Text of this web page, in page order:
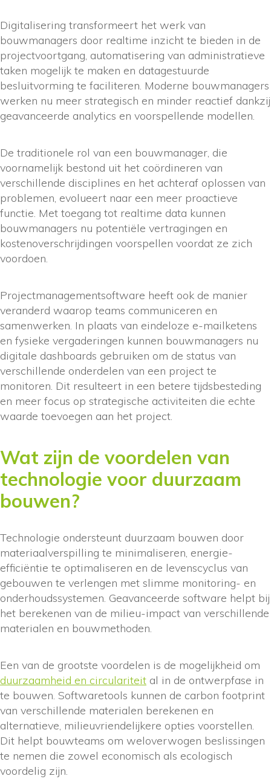
Digitalisering transformeert het werk van
bouwmanagers door realtime inzicht te bieden in de
projectvoortgang, automatisering van administratieve
taken mogelijk te maken en datagestuurde
besluitvorming te faciliteren. Moderne bouwmanagers
werken nu meer strategisch en minder reactief dankzij
geavanceerde analytics en voorspellende modellen.
De traditionele rol van een bouwmanager, die
voornamelijk bestond uit het coördineren van
verschillende disciplines en het achteraf oplossen van
problemen, evolueert naar een meer proactieve
functie. Met toegang tot realtime data kunnen
bouwmanagers nu potentiële vertragingen en
kostenoverschrijdingen voorspellen voordat ze zich
voordoen.
Projectmanagementsoftware heeft ook de manier
veranderd waarop teams communiceren en
samenwerken. In plaats van eindeloze e-mailketens
en fysieke vergaderingen kunnen bouwmanagers nu
digitale dashboards gebruiken om de status van
verschillende onderdelen van een project te
monitoren. Dit resulteert in een betere tijdsbesteding
en meer focus op strategische activiteiten die echte
waarde toevoegen aan het project.
Wat zijn de voordelen van
technologie voor duurzaam
bouwen?
Technologie ondersteunt duurzaam bouwen door
materiaalverspilling te minimaliseren, energie-
efficiëntie te optimaliseren en de levenscyclus van
gebouwen te verlengen met slimme monitoring- en
onderhoudssystemen. Geavanceerde software helpt bij
het berekenen van de milieu-impact van verschillende
materialen en bouwmethoden.
Een van de grootste voordelen is de mogelijkheid om
duurzaamheid en circulariteit al in de ontwerpfase in
te bouwen. Softwaretools kunnen de carbon footprint
van verschillende materialen berekenen en
alternatieve, milieuvriendelijkere opties voorstellen.
Dit helpt bouwteams om weloverwogen beslissingen
te nemen die zowel economisch als ecologisch
voordelig zijn.